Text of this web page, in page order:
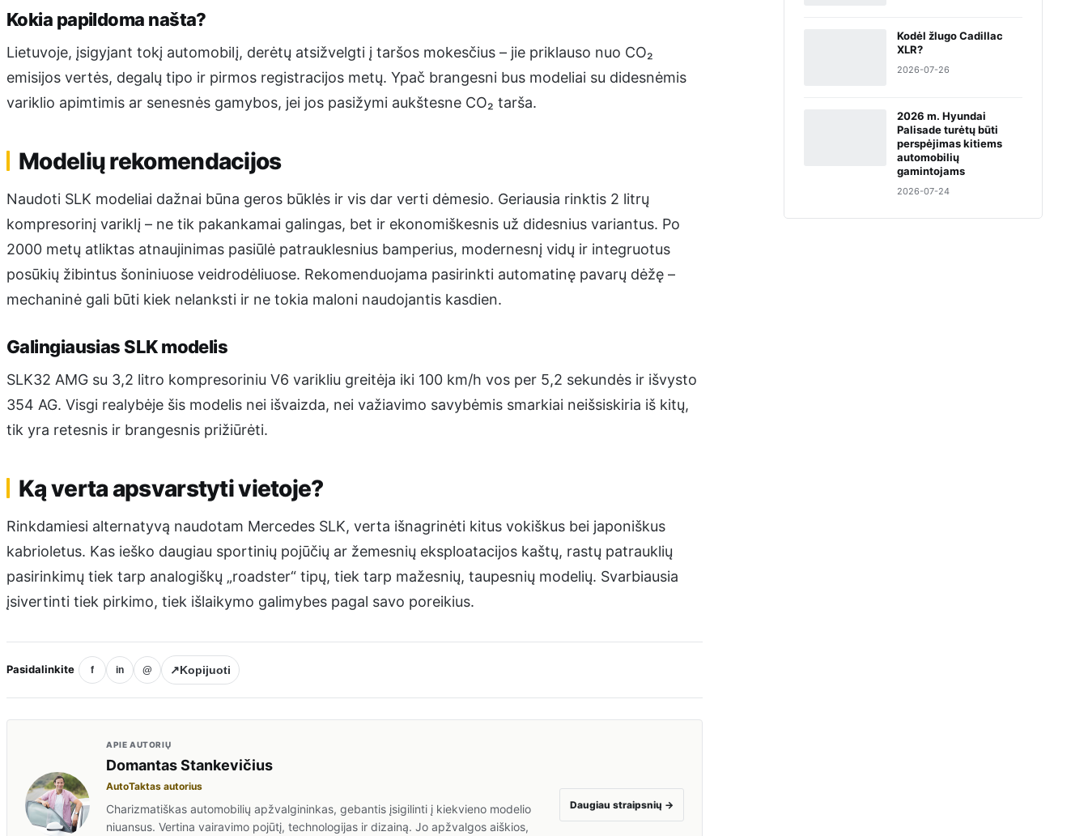
Kokia papildoma našta?
Lietuvoje, įsigyjant tokį automobilį, derėtų atsižvelgti į taršos mokesčius – jie priklauso nuo CO₂
emisijos vertės, degalų tipo ir pirmos registracijos metų. Ypač brangesni bus modeliai su didesnėmis
variklio apimtimis ar senesnės gamybos, jei jos pasižymi aukštesne CO₂ tarša.
Modelių rekomendacijos
Naudoti SLK modeliai dažnai būna geros būklės ir vis dar verti dėmesio. Geriausia rinktis 2 litrų
kompresorinį variklį – ne tik pakankamai galingas, bet ir ekonomiškesnis už didesnius variantus. Po
2000 metų atliktas atnaujinimas pasiūlė patrauklesnius bamperius, modernesnį vidų ir integruotus
posūkių žibintus šoniniuose veidrodėliuose. Rekomenduojama pasirinkti automatinę pavarų dėžę –
mechaninė gali būti kiek nelanksti ir ne tokia maloni naudojantis kasdien.
Galingiausias SLK modelis
SLK32 AMG su 3,2 litro kompresoriniu V6 varikliu greitėja iki 100 km/h vos per 5,2 sekundės ir išvysto
354 AG. Visgi realybėje šis modelis nei išvaizda, nei važiavimo savybėmis smarkiai neišsiskiria iš kitų,
tik yra retesnis ir brangesnis prižiūrėti.
Ką verta apsvarstyti vietoje?
Rinkdamiesi alternatyvą naudotam Mercedes SLK, verta išnagrinėti kitus vokiškus bei japoniškus
kabrioletus. Kas ieško daugiau sportinių pojūčių ar žemesnių eksploatacijos kaštų, rastų patrauklių
pasirinkimų tiek tarp analogiškų „roadster“ tipų, tiek tarp mažesnių, taupesnių modelių. Svarbiausia
įsivertinti tiek pirkimo, tiek išlaikymo galimybes pagal savo poreikius.
Pasidalinkite f in @ ↗Kopijuoti
APIE AUTORIŲ
Domantas Stankevičius
AutoTaktas autorius
Charizmatiškas automobilių apžvalgininkas, gebantis įsigilinti į kiekvieno modelio
niuansus. Vertina vairavimo pojūtį, technologijas ir dizainą. Jo apžvalgos aiškios,
Daugiau straipsnių →
Kodėl žlugo Cadillac
XLR?
2026-07-26
2026 m. Hyundai
Palisade turėtų būti
perspėjimas kitiems
automobilių
gamintojams
2026-07-24